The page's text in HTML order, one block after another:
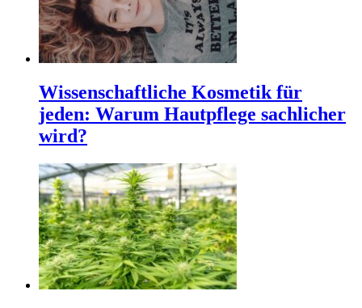
Wissenschaftliche Kosmetik für
jeden: Warum Hautpflege sachlicher
wird?